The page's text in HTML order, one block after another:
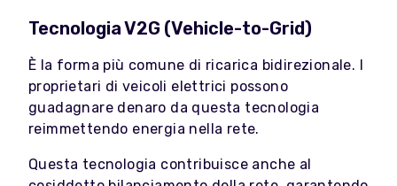
Tecnologia V2G (Vehicle-to-Grid)
È la forma più comune di ricarica bidirezionale. I
proprietari di veicoli elettrici possono
guadagnare denaro da questa tecnologia
reimmettendo energia nella rete.
Questa tecnologia contribuisce anche al